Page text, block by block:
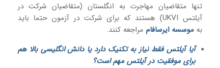
تنها متقاضیان مهاجرت به انگلستان (متقاضیان شرکت در
آیلتس UKVI) هستند که برای شرکت در آزمون حتما باید
به موسسه ایرسافاممراجعه کنند.
آیا آیلتس فقط نیاز به تکنیک دارد یا دانش انگلیسی بالا هم
برای موفقیت در آیلتس مهم است؟